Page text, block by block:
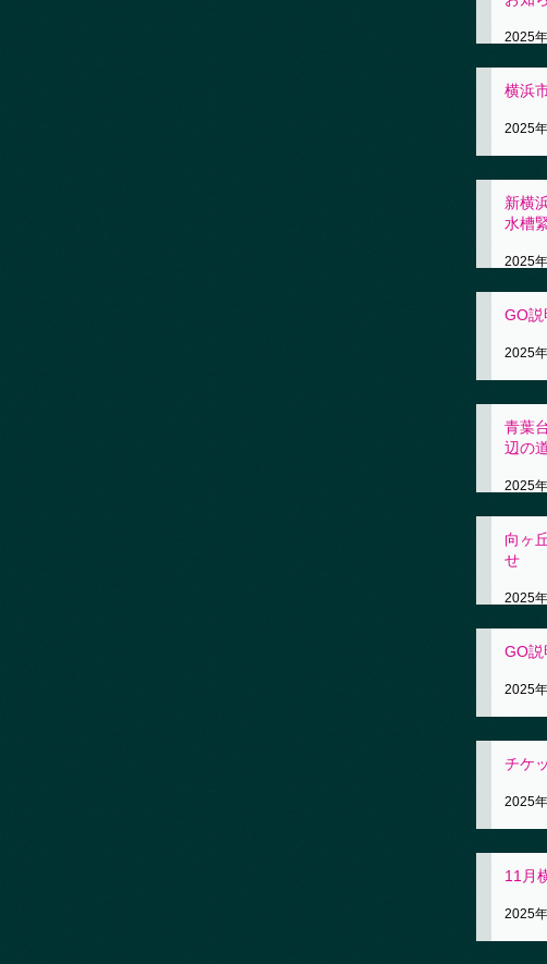
2025
横浜
2025
新横
水槽
2025
GO説
2025
青葉
辺の
2025
向ヶ
せ
2025
GO説
2025
チケ
2025
11月
2025